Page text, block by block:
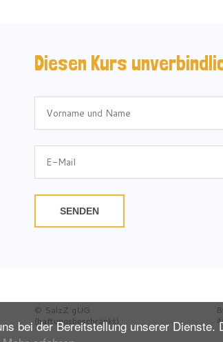
bei der Bereitstellung unserer
Diesen Kurs
SENDEN
© SalzZ gUG
(haftungsbeschränkt)